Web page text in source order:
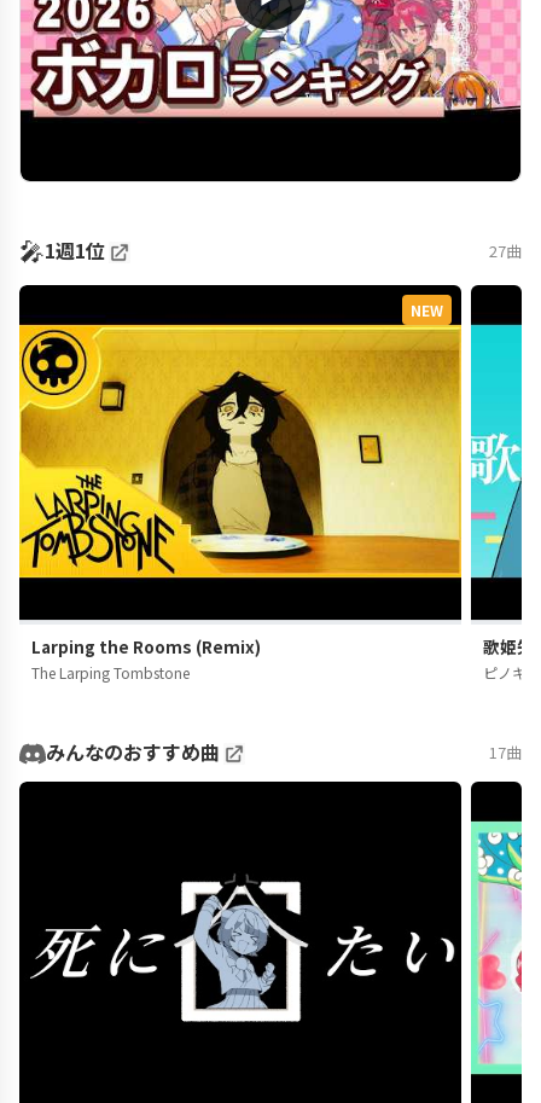
🎤1週1位 27曲
NEW
Larping the Rooms (Remix)
The Larping Tombstone
歌姫失
ピノキ
みんなのおすすめ曲 17曲